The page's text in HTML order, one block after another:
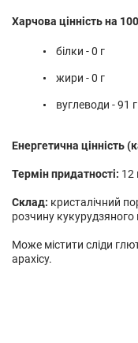
Харчова цінність на
білки - 0 г
жири - 0 г
вуглеводи - 91 г
Енергетична цінність
Термін придатності: 12
Склад: кристалічний
розчину
Може містити сліди
арахісу.